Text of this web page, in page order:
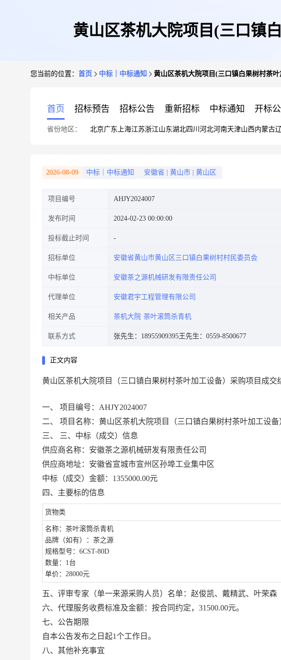
黄山区茶机大院项目(三口镇
您当前的位置： 首页 中标｜中标通知 黄山区茶机大院项目(三口镇白果树村茶
首页 招标预告 招标公告 重新招标 中标通知 开标
省份地区： 北京广东 上海江苏浙江山东湖北四川 河北河南天津山西内蒙古
2026-08-09 中标｜中标通知 安徽省 黄山市 黄山区
项目编号 AHJY2024007
发布时间 2024-02-23 00:00:00
投标截止时间
招标单位 安徽省黄山市黄山区三口镇白果树村村民委员会
中标单位 安徽茶之源机械研发有限责任公司
代理单位 安徽君宇工程管理有限公司
相关产品 茶机大院 茶叶滚筒杀青机
联系方式 张先生：18955909395王先生：0559-8500677
正文内容
黄山区茶机大院项目（三口镇白果树村茶叶加工设备）采购项目成交
一、 项目编号： AHJY2024007
二、
项目名称：黄山区茶机大院项目（三口镇白果树村茶叶加工设备
三、
三、中标（成交）信息
供应商名称：安徽茶之源机械研发有限责任公司
供应商地址： 安徽省宣城市宣州区孙埠工业集中区
中标（成交）金额： 1355000.00元
四、主要标的信息
货物类
名称：茶叶滚筒杀青机
品牌（如有）：茶之源
规格型号： 6CST-80D
数量： 1台
单价： 28000元
五、 评审专家（单一来源采购人员）名单： 赵俊凯、戴精武、 叶荣森
六、代理服务收费标准及金额： 按合同约定， 31500.00元。
七、公告期限
自本公告发布之日起1个工作日。
八、其他补充事宜